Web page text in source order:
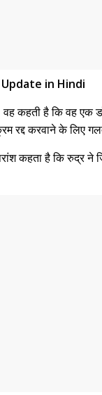
in Hindi
वह कहती है कि वह
रद्द करवाने के लिए
कहता है कि रुद्र